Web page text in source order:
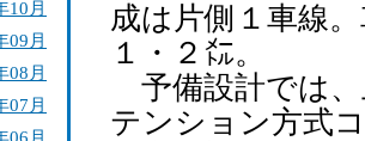
10月
09月
08月
07月
06月
成は片側１車線
１・２㍍。
予備設計では、
テンション方式